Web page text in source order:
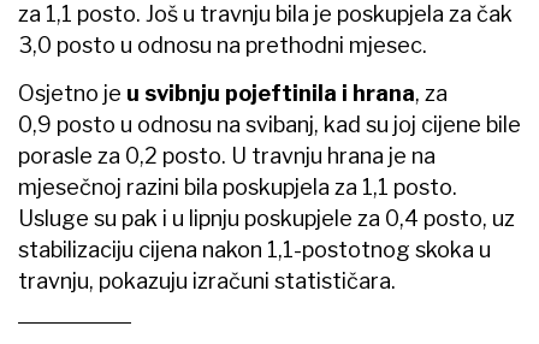
za 1,1 posto. Još u travnju bila je poskupjela za čak
3,0 posto u odnosu na prethodni mjesec.
Osjetno je u svibnju pojeftinila i hrana, za
0,9 posto u odnosu na svibanj, kad su joj cijene bile
porasle za 0,2 posto. U travnju hrana je na
mjesečnoj razini bila poskupjela za 1,1 posto.
Usluge su pak i u lipnju poskupjele za 0,4 posto, uz
stabilizaciju cijena nakon 1,1-postotnog skoka u
travnju, pokazuju izračuni statističara.